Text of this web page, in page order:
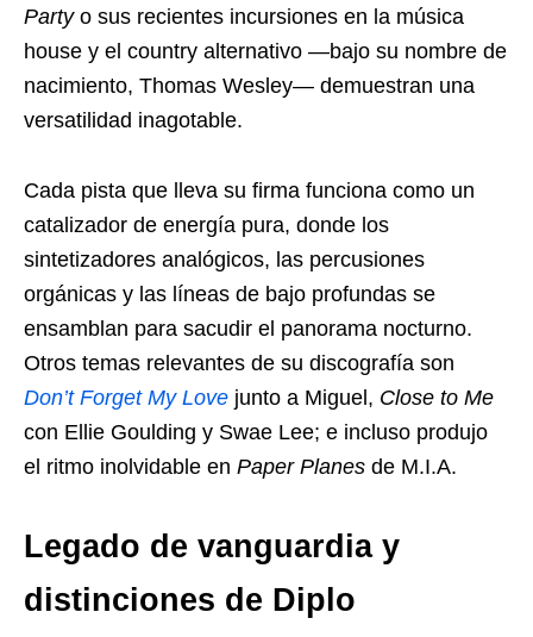
Party o sus recientes incursiones en la música
house y el country alternativo —bajo su nombre de
nacimiento, Thomas Wesley— demuestran una
versatilidad inagotable.
Cada pista que lleva su firma funciona como un
catalizador de energía pura, donde los
sintetizadores analógicos, las percusiones
orgánicas y las líneas de bajo profundas se
ensamblan para sacudir el panorama nocturno.
Otros temas relevantes de su discografía son
Don’t Forget My Love junto a Miguel, Close to Me
con Ellie Goulding y Swae Lee; e incluso produjo
el ritmo inolvidable en Paper Planes de M.I.A.
Legado de vanguardia y
distinciones de Diplo